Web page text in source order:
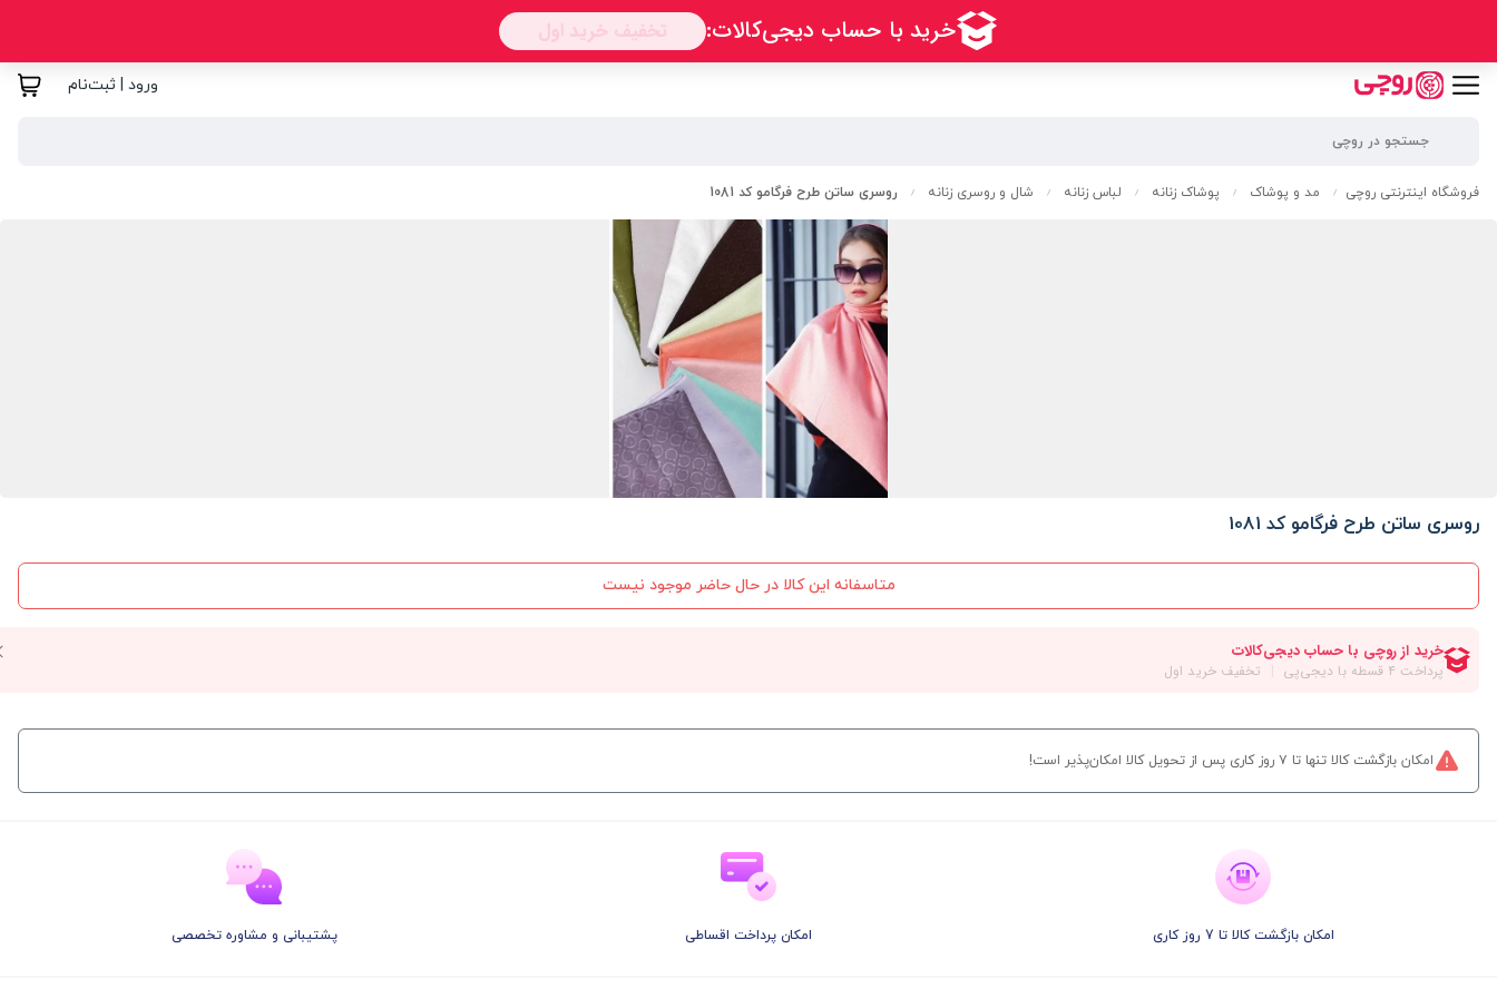
ورود | ثبت‌نام
فروشگاه اینترنتی روچی / مد و پوشاک / پوشاک زنانه / لباس زنانه / شال و روسری زنانه / روسری ساتن طرح فرگامو کد 1081
روسری ساتن طرح فرگامو کد 1081
متاسفانه این کالا در حال حاضر موجود نیست
امکان بازگشت کالا تنها تا ۷ روز کاری پس از تحویل کالا امکان‌پذیر است!
امکان بازگشت کالا تا 7 روز کاری امکان پرداخت اقساطی پشتیبانی و مشاوره تخصصی